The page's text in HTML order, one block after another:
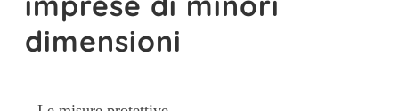
dimensioni